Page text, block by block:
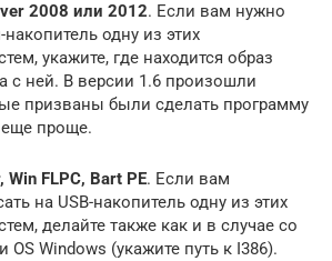
2008 или 2012. Если вам нужно
одну из этих
укажите, где находится образ
с ней. В версии 1.6 произошли
призваны были сделать программу
еще проще.
Win FLPC, Bart PE. Если вам
на USB-накопитель одну из этих
делайте также как и в случае со
Windows (укажите путь к I386).